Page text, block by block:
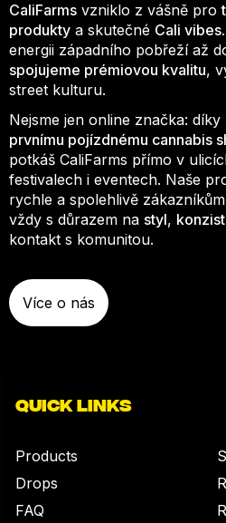
CaliFarms vzniklo z vášně pro
produkty a skutečné Cali vibes
energii západního pobřeží až
spojujeme prémiovou kvalitu,
street kulturu.
Nejsme jen online značka: díky
prvnímu pojízdnému cannabis
potkáš CaliFarms přímo v
festivalech i eventech. Naše
rychle a spolehlivě
vždy s důrazem na styl,
kontakt s komunitou.
Více o nás
QUICK LINKS
Products
Drops
FAQ